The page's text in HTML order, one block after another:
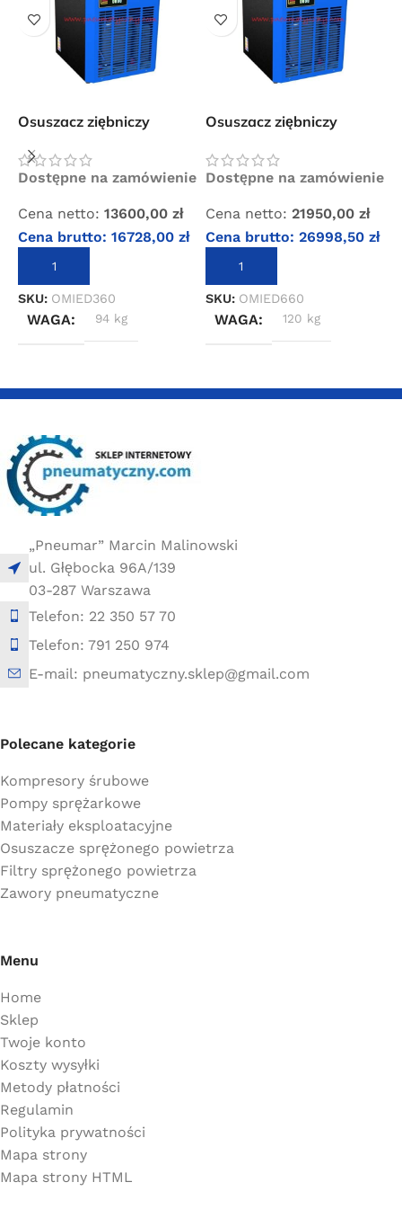
Osuszacz ziębniczy
OMI ED 360
Dostępne na zamówienie
Cena netto: 13600,00 zł
Cena brutto: 16728,00 zł
DODAJ DO KOSZYKA
SKU: OMIED360
WAGA 94 kg
Osuszacz ziębniczy
OMI ED 660
Dostępne na zamówienie
Cena netto: 21950,00 zł
Cena brutto: 26998,50 zł
DODAJ DO KOSZYKA
SKU: OMIED660
WAGA 120 kg
„Pneumar” Marcin Malinowski
ul. Głębocka 96A/139
03-287 Warszawa
Telefon: 22 350 57 70
Telefon: 791 250 974
E-mail: pneumatyczny.sklep@gmail.com
Polecane kategorie
Kompresory śrubowe
Pompy sprężarkowe
Materiały eksploatacyjne
Osuszacze sprężonego powietrza
Filtry sprężonego powietrza
Zawory pneumatyczne
Menu
Home
Sklep
Twoje konto
Koszty wysyłki
Metody płatności
Regulamin
Polityka prywatności
Mapa strony
Mapa strony HTML